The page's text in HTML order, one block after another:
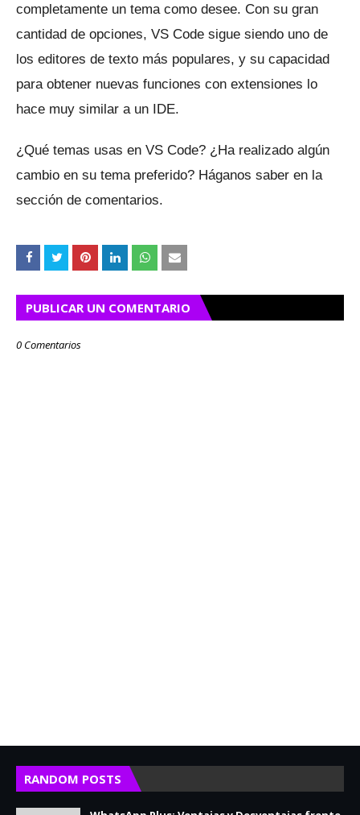
completamente un tema como desee. Con su gran
cantidad de opciones, VS Code sigue siendo uno de
los editores de texto más populares, y su capacidad
para obtener nuevas funciones con extensiones lo
hace muy similar a un IDE.
¿Qué temas usas en VS Code? ¿Ha realizado algún
cambio en su tema preferido? Háganos saber en la
sección de comentarios.
PUBLICAR UN COMENTARIO
0 Comentarios
RANDOM POSTS